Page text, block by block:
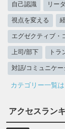
自己認識 リー
視点を変える
エグゼクティブ・
上司/部下 トラ
対話/コミュニケー
カテゴリー一覧
アクセスラン